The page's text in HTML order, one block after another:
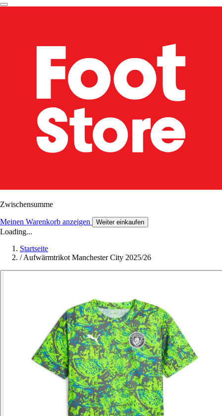
Zwischensumme
Meinen Warenkorb anzeigen Weiter einkaufen
Loading...
Startseite
/ Aufwärmtrikot Manchester City 2025/26